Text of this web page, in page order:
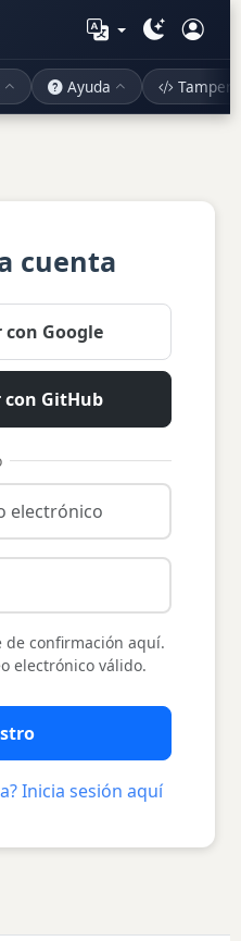
Ayuda
cuenta
Google
GitHub
de confirmación aquí.
electrónico válido.
Inicia sesión aquí